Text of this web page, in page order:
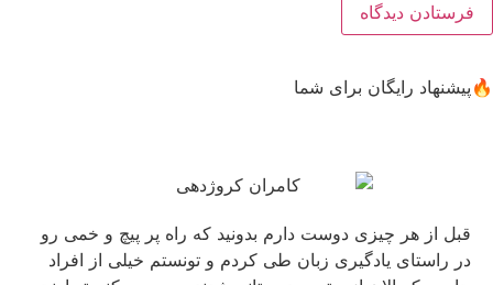
🔥پیشنهاد رایگان برای شما
قبل از هر چیزی دوست دارم بدونید که راه پر پیچ و خمی رو
در راستای یادگیری زبان طی کردم و تونستم خیلی از افراد